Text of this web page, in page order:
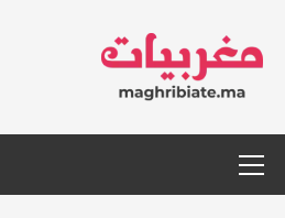
content
Menu